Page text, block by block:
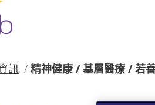
訊 精神健康 / 基層醫療 / 若